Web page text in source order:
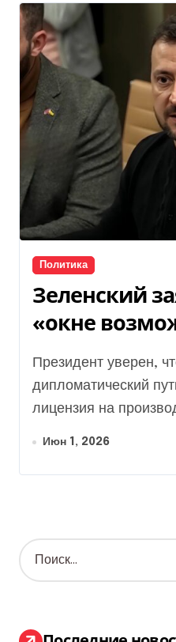
Политика
Зеленский
«окне
обратился к
Президент уверен, что сейчас нужно найти
дипломатический
лицензия на
Июн 1, 2026
Н
а
: